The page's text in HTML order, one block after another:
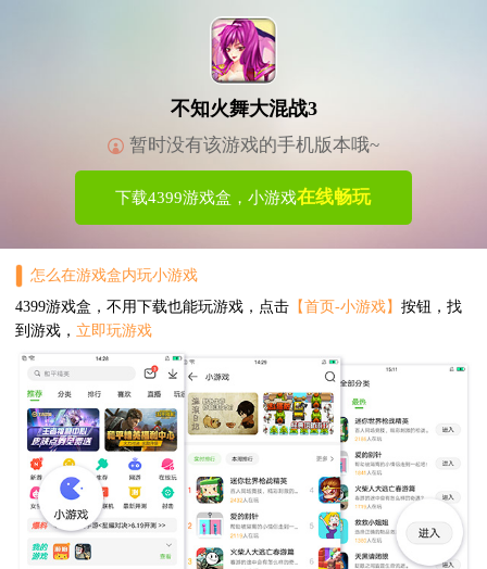
不知火舞大混战3
暂时没有该游戏的手机版本哦~
下载4399游戏盒，小游戏在线畅玩
怎么在游戏盒内玩小游戏
4399游戏盒，不用下载也能玩游戏，点击【首页-小游戏】 按钮，找
到游戏， 立即玩游戏